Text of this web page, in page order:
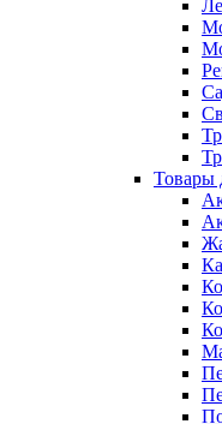
Товары